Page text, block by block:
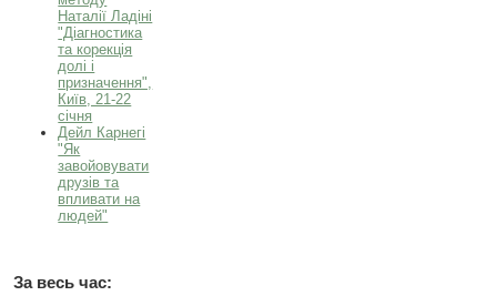
Наталії Ладіні
"Діагностика
та корекція
долі і
призначення",
Київ, 21-22
січня
Дейл Карнегі
"Як
завойовувати
друзів та
впливати на
людей"
За весь час: